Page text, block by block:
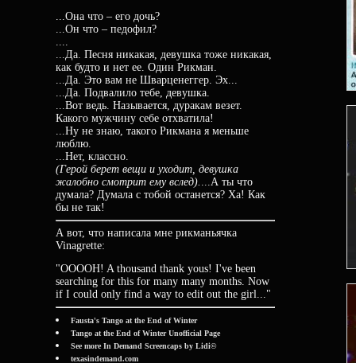
...Она что – его дочь?
...Он что – педофил?
....
...Да. Песня никакая, девушка тоже никакая,
как будто и нет ее. Один Рикман.
...Да. Это вам не Шварценеггер. Эх...
...Да. Подвалило тебе, девушка.
...Вот ведь. Называется, дуракам везет.
Какого мужчину себе отхватила!
...Ну не знаю, такого Рикмана я меньше
люблю.
...Нет, классно.
(Герой берет вещи и уходит, девушка
жалобно смотрит ему вслед). ...А ты что
думала? Думала с тобой останется? Ха! Как
бы не так!
А вот, что написала мне рикманьячка
Vinagrette:
"OOOOH! A thousand thank yous! I've been
searching for this for many many months. Now
if I could only find a way to edit out the girl..."
Fausta's Tango at the End of Winter
Tango at the End of Winter Unofficial Page
See more In Demand Screencaps by Lidi©
texasindemand.com